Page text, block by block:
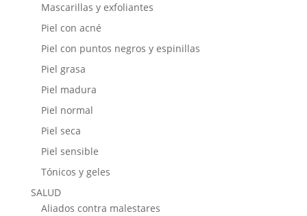
Mascarillas y exfoliantes
Piel con acné
Piel con puntos negros y espinillas
Piel grasa
Piel madura
Piel normal
Piel seca
Piel sensible
Tónicos y geles
SALUD
Aliados contra malestares